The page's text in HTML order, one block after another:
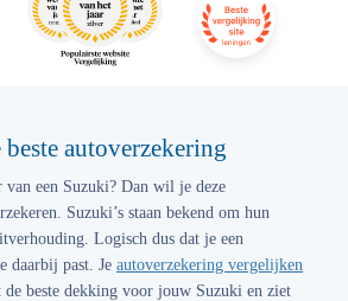
autoverzekering
van een Suzuki? Dan wil je deze
Suzuki’s staan bekend om hun
Logisch dus dat je een
daarbij past. Je autoverzekering vergelijken
de beste dekking voor jouw Suzuki en ziet